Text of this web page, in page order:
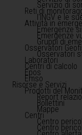
Servizio di
Reti di
l'INGV e le
Attività in
Emergenze
Emergenze
Gruppi di
Osservatori
Osservatori
Laboratori
Centri di calcolo
Epos
Emso
Risorse e Servizi
Prodotti del
Report
Bollettini
Mappe
Centri
Centro
Centro